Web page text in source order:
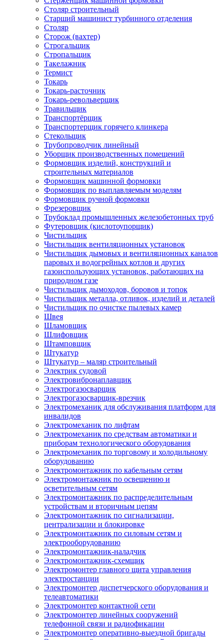
Столяр строительный
Старший машинист турбинного отделения
Столяр
Сторож (вахтер)
Строгальщик
Стропальщик
Такелажник
Термист
Токарь
Токарь-расточник
Токарь-револьверщик
Травильщик
Транспортёрщик
Транспортерщик горячего клинкера
Стекольщик
Трубопроводчик линейный
Уборщик производственных помещений
Формовщик изделий, конструкций и
строительных материалов
Формовщик машинной формовки
Формовщик по выплавляемым моделям
Формовщик ручной формовки
Фрезеровщик
Трубоклад промышленных железобетонных труб
Футеровщик (кислотоупорщик)
Чистильщик
Чистильщик вентиляционных установок
Чистильщик дымовых и вентиляционных каналов
паровых и водогрейных котлов и других
газоиспользующих установок, работающих на
природном газе
Чистильщик дымоходов, боровов и топок
Чистильщик металла, отливок, изделий и деталей
Чистильщик по очистке пылевых камер
Швея
Шламовщик
Шлифовщик
Штамповщик
Штукатур
Штукатур – маляр строительный
Электрик судовой
Электровибронаплавщик
Электрогазосварщик
Электрогазосварщик-врезчик
Электромеханик для обслуживания платформ для
инвалидов
Электромеханик по лифтам
Электромеханик по средствам автоматики и
приборам технологического оборудования
Электромеханик по торговому и холодильному
оборудованию
Электромонтажник по кабельным сетям
Электромонтажник по освещению и
осветительным сетям
Электромонтажник по распределительным
устройствам и вторичным цепям
Электромонтажник по сигнализации,
централизации и блокировке
Электромонтажник по силовым сетям и
электрооборудованию
Электромонтажник-наладчик
Электромонтажник-схемщик
Электромонтер главного щита управления
электростанции
Электромонтер диспетчерского оборудования и
телеавтоматики
Электромонтер контактной сети
Электромонтер линейных сооружений
телефонной связи и радиофикации
Электромонтер оперативно-выездной бригады